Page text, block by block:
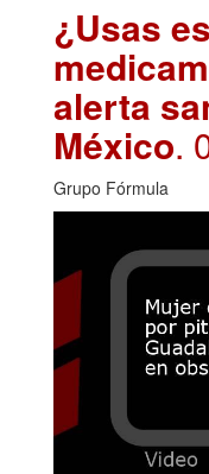
¿Usas
alerta
México.
Grupo Fórmula